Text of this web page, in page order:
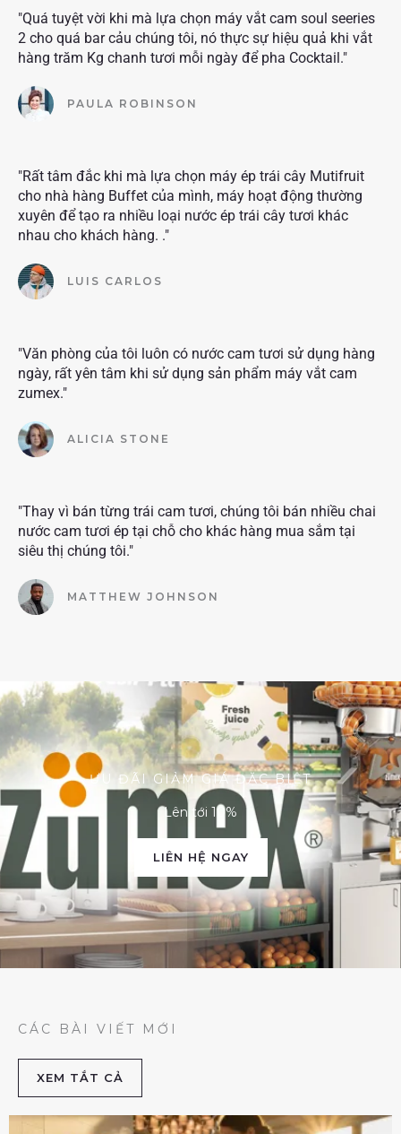
"Quá tuyệt vời khi mà lựa chọn máy vắt cam soul seeries
2 cho quá bar cảu chúng tôi, nó thực sự hiệu quả khi vắt
hàng trăm Kg chanh tươi mỗi ngày để pha Cocktail."
PAULA ROBINSON
"Rất tâm đắc khi mà lựa chọn máy ép trái cây Mutifruit
cho nhà hàng Buffet của mình, máy hoạt động thường
xuyên để tạo ra nhiều loại nước ép trái cây tươi khác
nhau cho khách hàng. ."
LUIS CARLOS
"Văn phòng của tôi luôn có nước cam tươi sử dụng hàng
ngày, rất yên tâm khi sử dụng sản phẩm máy vắt cam
zumex."
ALICIA STONE
"Thay vì bán từng trái cam tươi, chúng tôi bán nhiều chai
nước cam tươi ép tại chỗ cho khác hàng mua sắm tại
siêu thị chúng tôi."
MATTHEW JOHNSON
ƯU ĐÃI GIẢM GIÁ ĐẶC BIỆT
Lên tới 10%
LIÊN HỆ NGAY
CÁC BÀI VIẾT MỚI
XEM TẮT CẢ